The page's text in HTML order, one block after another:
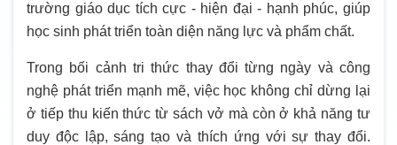
trường giáo dục tích cực - hiện đại - hạnh phúc, giúp
học sinh phát triển toàn diện năng lực và phẩm chất.
Trong bối cảnh tri thức thay đổi từng ngày và công
nghệ phát triển mạnh mẽ, việc học không chỉ dừng lại
ở tiếp thu kiến thức từ sách vở mà còn ở khả năng tư
duy độc lập, sáng tạo và thích ứng với sự thay đổi.